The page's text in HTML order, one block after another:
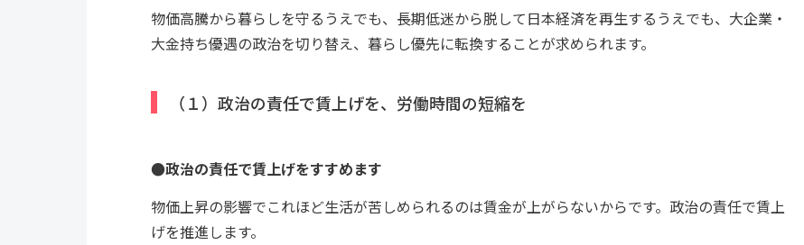
物価高騰から暮らしを守るうえでも、長期低迷から脱して日本経済を再生するうえでも、大企業・
大金持ち優遇の政治を切り替え、暮らし優先に転換することが求められます。
（１）政治の責任で賃上げを、労働時間の短縮を
●政治の責任で賃上げをすすめます
物価上昇の影響でこれほど生活が苦しめられるのは賃金が上がらないからです。政治の責任で賃上
げを推進します。